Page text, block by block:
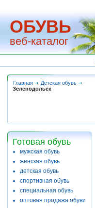
ОБУВЬ
веб-каталог
Главная
Детская обувь
Зеленодольск
Готовая обувь
мужская обувь
женская обувь
детская обувь
спортивная обувь
специальная обувь
оптовая продажа обуви